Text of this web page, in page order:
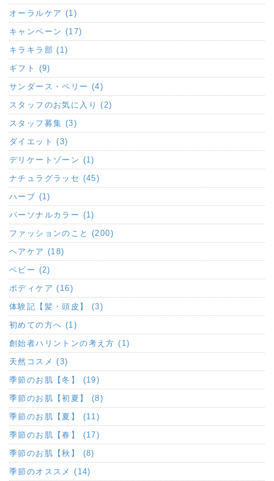
オーラルケア (1)
キャンペーン (17)
キラキラ部 (1)
ギフト (9)
サンダース・ペリー (4)
スタッフのお気に入り (2)
スタッフ募集 (3)
ダイエット (3)
デリケートゾーン (1)
ナチュラグラッセ (45)
ハーブ (1)
パーソナルカラー (1)
ファッションのこと (200)
ヘアケア (18)
ベビー (2)
ボディケア (16)
体験記【髪・頭皮】 (3)
初めての方へ (1)
創始者ハリントンの考え方 (1)
天然コスメ (3)
季節のお肌【冬】 (19)
季節のお肌【初夏】 (8)
季節のお肌【夏】 (11)
季節のお肌【春】 (17)
季節のお肌【秋】 (8)
季節のオススメ (14)